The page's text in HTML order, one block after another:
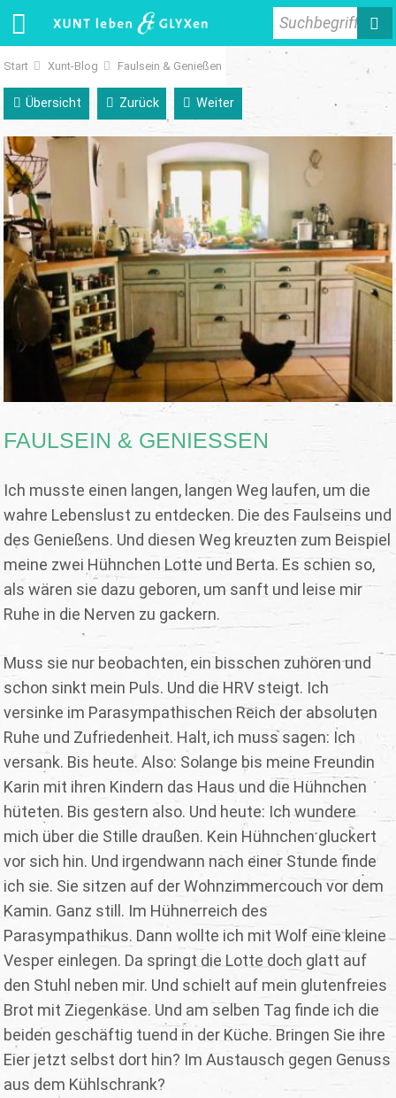
Suchbegriff
Start Xunt-Blog Faulsein & Genießen
Übersicht Zurück Weiter
FAULSEIN & GENIESSEN
Ich musste einen langen, langen Weg laufen, um die
wahre Lebenslust zu entdecken. Die des Faulseins und
des Genießens. Und diesen Weg kreuzten zum Beispiel
meine zwei Hühnchen Lotte und Berta. Es schien so,
als wären sie dazu geboren, um sanft und leise mir
Ruhe in die Nerven zu gackern.
Muss sie nur beobachten, ein bisschen zuhören und
schon sinkt mein Puls. Und die HRV steigt. Ich
versinke im Parasympathischen Reich der absoluten
Ruhe und Zufriedenheit. Halt, ich muss sagen: Ich
versank. Bis heute. Also: Solange bis meine Freundin
Karin mit ihren Kindern das Haus und die Hühnchen
hüteten. Bis gestern also. Und heute: Ich wundere
mich über die Stille draußen. Kein Hühnchen gluckert
vor sich hin. Und irgendwann nach einer Stunde finde
ich sie. Sie sitzen auf der Wohnzimmercouch vor dem
Kamin. Ganz still. Im Hühnerreich des
Parasympathikus. Dann wollte ich mit Wolf eine kleine
Vesper einlegen. Da springt die Lotte doch glatt auf
den Stuhl neben mir. Und schielt auf mein glutenfreies
Brot mit Ziegenkäse. Und am selben Tag finde ich die
beiden geschäftig tuend in der Küche. Bringen Sie ihre
Eier jetzt selbst dort hin? Im Austausch gegen Genuss
aus dem Kühlschrank?